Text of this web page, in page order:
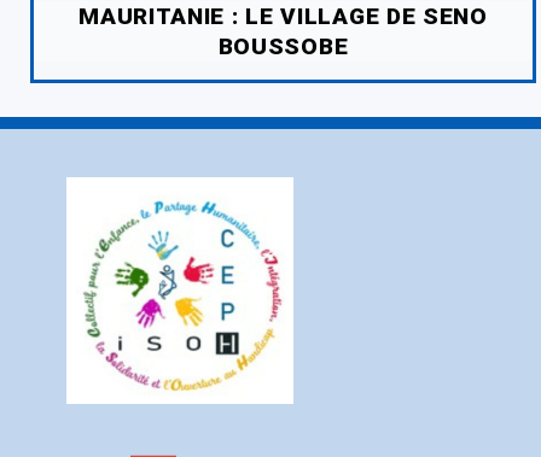
MAURITANIE : LE VILLAGE DE SENO
BOUSSOBE